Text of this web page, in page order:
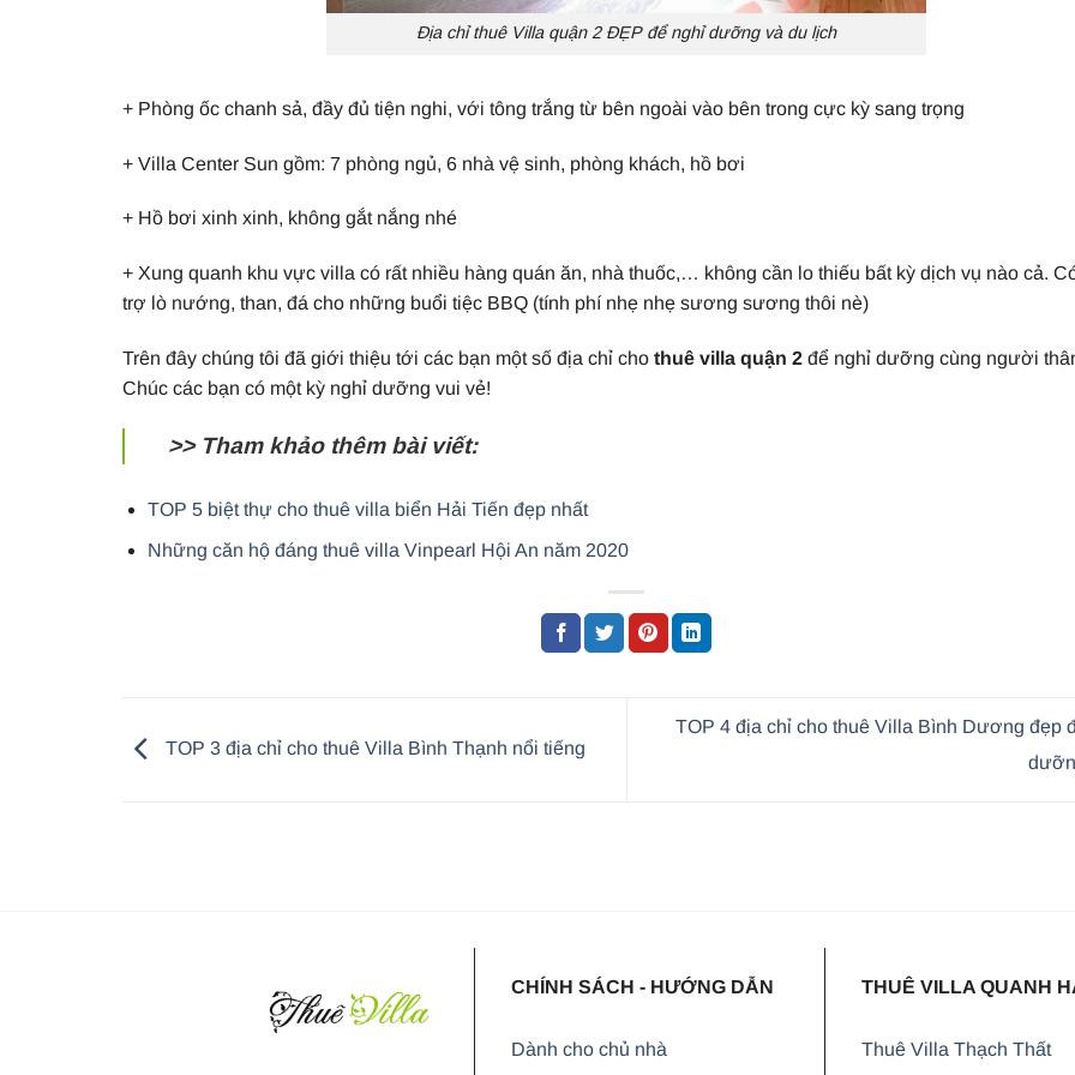
Địa chỉ thuê Villa quận 2 ĐẸP để nghỉ dưỡng và du lịch
+ Phòng ốc chanh sả, đầy đủ tiện nghi, với tông trắng từ bên ngoài vào bên trong cực kỳ sang trọng
+ Villa Center Sun gồm: 7 phòng ngủ, 6 nhà vệ sinh, phòng khách, hồ bơi
+ Hồ bơi xinh xinh, không gắt nắng nhé
+ Xung quanh khu vực villa có rất nhiều hàng quán ăn, nhà thuốc,… không cần lo thiếu bất kỳ dịch vụ nào cả.
trợ lò nướng, than, đá cho những buổi tiệc BBQ (tính phí nhẹ nhẹ sương sương thôi nè)
Trên đây chúng tôi đã giới thiệu tới các bạn một số địa chỉ cho thuê villa quận 2 để nghỉ dưỡng cùng người
Chúc các bạn có một kỳ nghỉ dưỡng vui vẻ!
>> Tham khảo thêm bài viết:
TOP 5 biệt thự cho thuê villa biển Hải Tiến đẹp nhất
Những căn hộ đáng thuê villa Vinpearl Hội An năm 2020
TOP 3 địa chỉ cho thuê Villa Bình Thạnh nổi tiếng
TOP 4 địa chỉ cho thuê Villa Bình Dương đẹp
CHÍNH SÁCH - HƯỚNG DẪN
Dành cho chủ nhà
THUÊ VILLA QUANH
Thuê Villa Thạch Thất